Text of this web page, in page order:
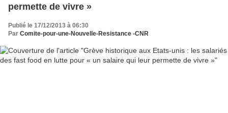
permette de vivre »
Publié le 17/12/2013 à 06:30
Par Comite-pour-une-Nouvelle-Resistance -CNR